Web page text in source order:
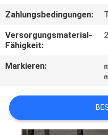
BITTE UM
EIN
Zahlungsbedingungen:
Versorgungsmaterial-
Fähigkeit:
Markieren: